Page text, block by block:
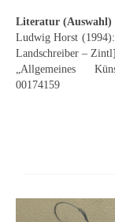
Motive
Literatur (Auswahl)
Ludwig Horst
Landschreiber –
„Allgemeines
00174159